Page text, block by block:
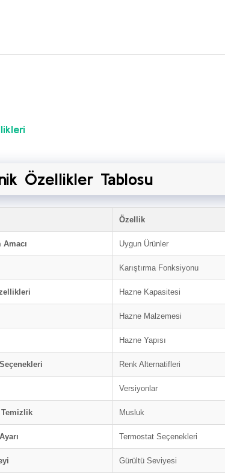
Özellikler Tablosu
Özellik
Amacı Uygun Ürünler
Karıştırma Fonksiyonu
Hazne Kapasitesi
Hazne Malzemesi
Hazne Yapısı
Renk Alternatifleri
Versiyonlar
Temizlik Musluk
Termostat Seçenekleri
Gürültü Seviyesi